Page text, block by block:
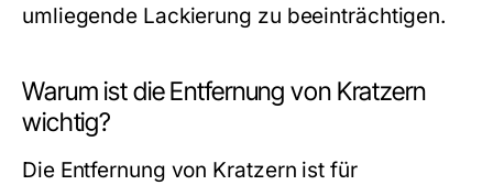
umliegende Lackierung zu beeinträchtigen.
Warum ist die Entfernung von Kratzern
wichtig?
Die Entfernung von Kratzern ist für